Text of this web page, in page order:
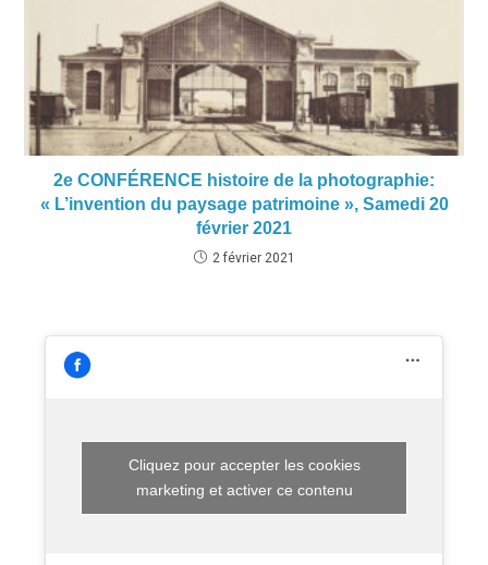
2e CONFÉRENCE histoire de la photographie:
« L’invention du paysage patrimoine », Samedi 20
février 2021
2 février 2021
Cliquez pour accepter les cookies
marketing et activer ce contenu